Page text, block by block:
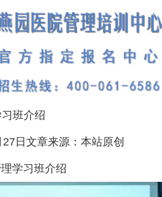
班介绍
日 文章来源： 本站原创
学习班介绍